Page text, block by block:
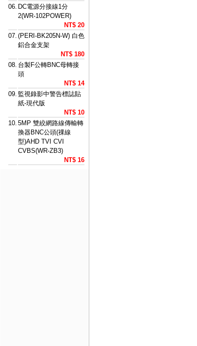
06. DC電源分接線1分
2(WR-102POWER)
NT$ 20
07. (PERI-BK205N-W) 白色
鋁合金支架
NT$ 180
08. 台製F公轉BNC母轉接
頭
NT$ 14
09. 監視錄影中警告標誌貼
紙-現代版
NT$ 10
10. 5MP 雙絞網路線傳輸轉
換器BNC公頭(祼線
型)AHD TVI CVI
CVBS(WR-ZB3)
NT$ 16